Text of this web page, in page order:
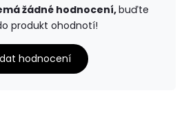
žádné hodnocení,buďte
produkt ohodnotí!
hodnocení